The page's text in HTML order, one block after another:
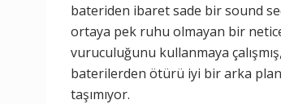
bateriden ibaret sade bir sound
ortaya pek ruhu olmayan bir
vuruculuğunu kullanmaya
baterilerden ötürü iyi bir arka
taşımıyor.